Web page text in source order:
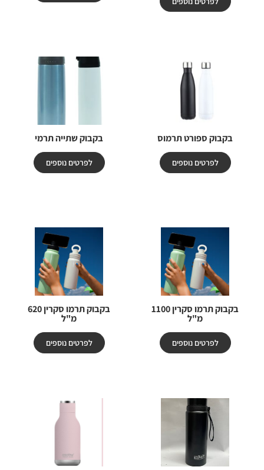
בקבוק ספורט תרמוס
לפרטים נוספים
בקבוק שתייה תרמי
לפרטים נוספים
בקבוק תרמו סקרין 1100
מ"ל
לפרטים נוספים
בקבוק תרמו סקרין 620
מ"ל
לפרטים נוספים